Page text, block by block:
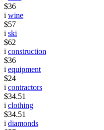
$36
i wine
$57
i ski
$62
i construction
$36
i equipment
$24
i contractors
$34.51
i clothing
$34.51
i diamonds